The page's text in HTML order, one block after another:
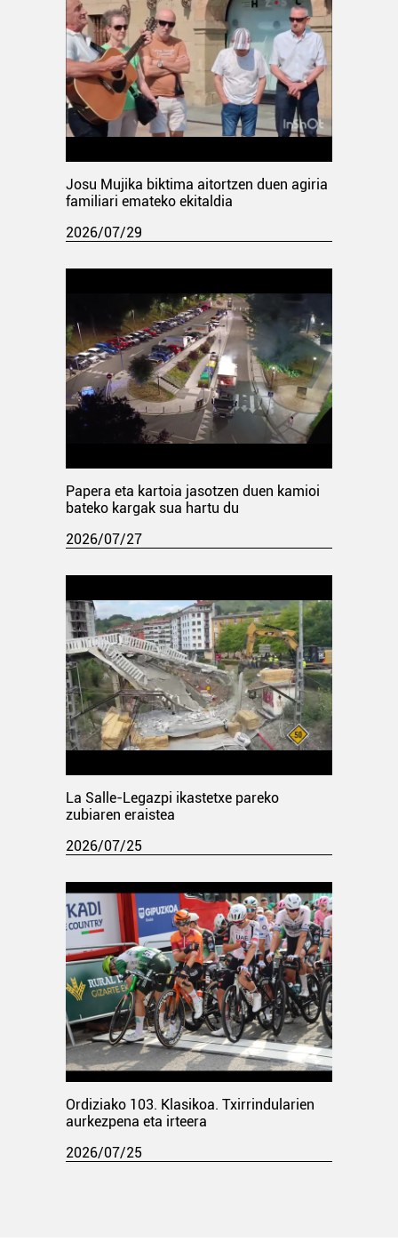
Josu Mujika biktima aitortzen duen agiria
familiari emateko ekitaldia
2026/07/29
Papera eta kartoia jasotzen duen kamioi
bateko kargak sua hartu du
2026/07/27
La Salle-Legazpi ikastetxe pareko
zubiaren eraistea
2026/07/25
Ordiziako 103. Klasikoa. Txirrindularien
aurkezpena eta irteera
2026/07/25